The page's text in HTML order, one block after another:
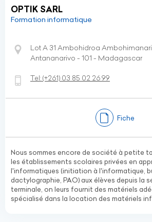
OPTIK SARL
Formation informatique
Lot A 31 Ambohidroa
Antananarivo - 101 - Madagascar
Tel:(+261) 03 85 02 26 99
Fiche
Nous sommes encore de société à petite
les établissements scolaires privées en
l'informatiques (initiation à l'informatique,
dactylographie, PAO) aux élèves depuis la
terminale, on leurs fournit des matériels
spécialisé dans la location des matériels